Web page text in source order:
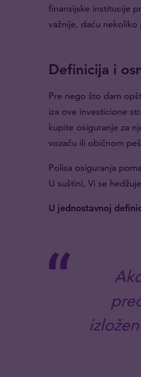
finansijske institucije
važnije, daću
Definicija i
Pre nego što dam
iza ove investicione
kupite osiguranje za
vozaču ili običnom
Polisa osiguranja
U suštini, Vi se
U jednostavnoj